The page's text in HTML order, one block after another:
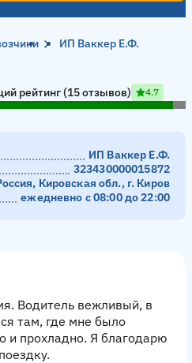
ИП Ваккер Е.Ф.
Е.Ф."
рейтинг (15 отзывов) 4.7
ИП Ваккер Е.Ф.
323430000015872
Кировская обл., г. Киров
ежедневно с 08:00 до 22:00
Водитель вежливый, в
там, где мне было
и прохладно. Я благодарю